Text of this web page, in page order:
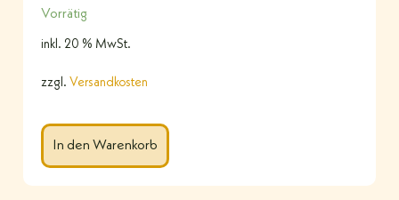
Vorrätig
inkl. 20 % MwSt.
zzgl. Versandkosten
In den Warenkorb